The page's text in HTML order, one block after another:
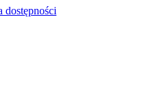
dostępności